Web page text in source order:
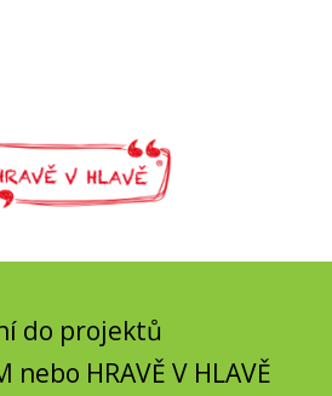
do projektů
nebo HRAVĚ V HLAVĚ